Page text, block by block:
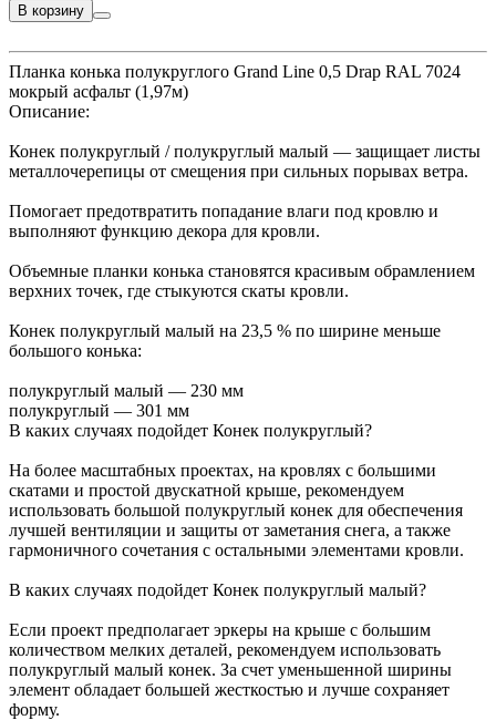
В корзину
Планка конька полукруглого Grand Line 0,5 Drap RAL 7024
мокрый асфальт (1,97м)
Описание:
Конек полукруглый / полукруглый малый — защищает листы
металлочерепицы от смещения при сильных порывах ветра.
Помогает предотвратить попадание влаги под кровлю и
выполняют функцию декора для кровли.
Объемные планки конька становятся красивым обрамлением
верхних точек, где стыкуются скаты кровли.
Конек полукруглый малый на 23,5 % по ширине меньше
большого конька:
полукруглый малый — 230 мм
полукруглый — 301 мм
В каких случаях подойдет Конек полукруглый?
На более масштабных проектах, на кровлях с большими
скатами и простой двускатной крыше, рекомендуем
использовать большой полукруглый конек для обеспечения
лучшей вентиляции и защиты от заметания снега, а также
гармоничного сочетания с остальными элементами кровли.
В каких случаях подойдет Конек полукруглый малый?
Если проект предполагает эркеры на крыше с большим
количеством мелких деталей, рекомендуем использовать
полукруглый малый конек. За счет уменьшенной ширины
элемент обладает большей жесткостью и лучше сохраняет
форму.